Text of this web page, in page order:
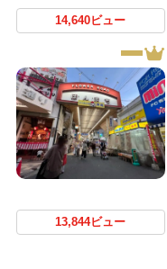
14,640ビュー
13,844ビュー